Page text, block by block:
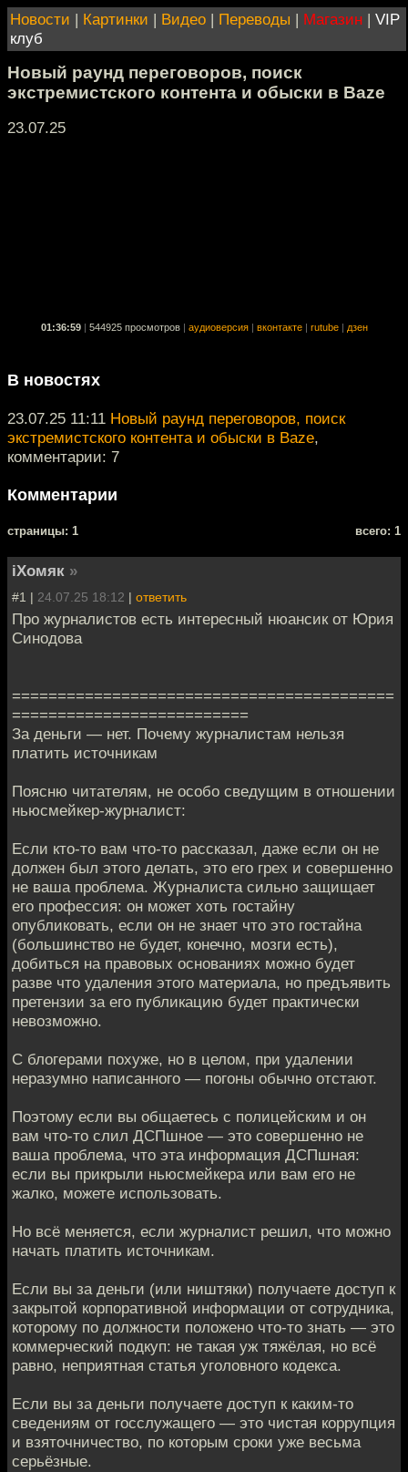
Новости | Картинки | Видео | Переводы | Магазин | VIP
клуб
Новый раунд переговоров, поиск
экстремистского контента и обыски в Bazе
23.07.25
01:36:59 544925 просмотров аудиоверсия вконтакте rutube дзен
В новостях
23.07.25 11:11 Новый раунд переговоров, поиск
экстремистского контента и обыски в Bazе,
комментарии: 7
Комментарии
cтраницы: 1 всего: 1
iХомяк »
#1 | 24.07.25 18:12 | ответить
Про журналистов есть интересный нюансик от Юрия
Синодова
==========================================
==========================
За деньги — нет. Почему журналистам нельзя
платить источникам
Поясню читателям, не особо сведущим в отношении
ньюсмейкер-журналист:
Если кто-то вам что-то рассказал, даже если он не
должен был этого делать, это его грех и совершенно
не ваша проблема. Журналиста сильно защищает
его профессия: он может хоть гостайну
опубликовать, если он не знает что это гостайна
(большинство не будет, конечно, мозги есть),
добиться на правовых основаниях можно будет
разве что удаления этого материала, но предъявить
претензии за его публикацию будет практически
невозможно.
С блогерами похуже, но в целом, при удалении
неразумно написанного — погоны обычно отстают.
Поэтому если вы общаетесь с полицейским и он
вам что-то слил ДСПшное — это совершенно не
ваша проблема, что эта информация ДСПшная:
если вы прикрыли ньюсмейкера или вам его не
жалко, можете использовать.
Но всё меняется, если журналист решил, что можно
начать платить источникам.
Если вы за деньги (или ништяки) получаете доступ к
закрытой корпоративной информации от сотрудника,
которому по должности положено что-то знать — это
коммерческий подкуп: не такая уж тяжёлая, но всё
равно, неприятная статья уголовного кодекса.
Если вы за деньги получаете доступ к каким-то
сведениям от госслужащего — это чистая коррупция
и взяточничество, по которым сроки уже весьма
серьёзные.